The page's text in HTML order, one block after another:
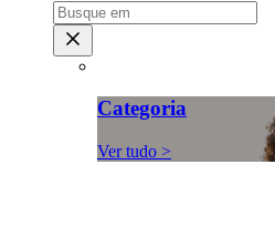
Categoria
Ver tudo >